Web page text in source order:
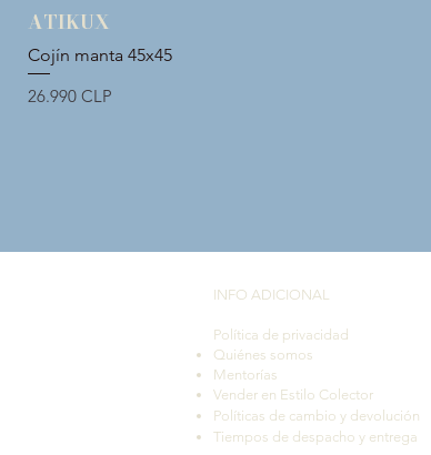
ATIKUX
Cojín manta 45x45
Precio
26.990 CLP
INFO ADICIONAL​
Política de privacidad
Quiénes somos
Mentorías
Vender en Estilo Colector
Políticas de cambio y devolución
Tiempos de despacho y entrega